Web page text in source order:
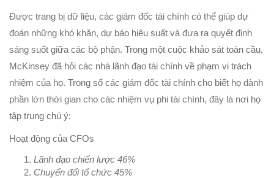
Được trang bị dữ liệu, các giám đốc tài chính có thể giúp dự
đoán những khó khăn, dự báo hiệu suất và đưa ra quyết định
sáng suốt giữa các bộ phận. Trong một cuộc khảo sát toàn cầu,
McKinsey đã hỏi các nhà lãnh đạo tài chính về phạm vi trách
nhiệm của họ. Trong số các giám đốc tài chính cho biết họ dành
phần lớn thời gian cho các nhiệm vụ phi tài chính, đây là nơi họ
tập trung chú ý:
Hoạt động của CFOs
Lãnh đạo chiến lược 46%
Chuyển đổi tổ chức 45%